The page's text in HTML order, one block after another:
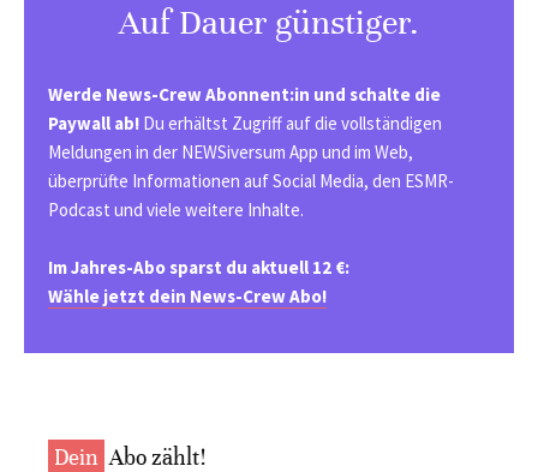
Auf Dauer günstiger.
Werde News-Crew Abonnent:in und schalte die
Paywall ab! Du erhältst Zugriff auf die vollständigen
Meldungen in der NEWSiversum App und im Web,
überprüfte Informationen auf Social Media, den ESMR-
Podcast und viele weitere Inhalte.
Im Jahres-Abo sparst du aktuell 12 €:
Wähle jetzt dein News-Crew Abo!
Dein Abo zählt!